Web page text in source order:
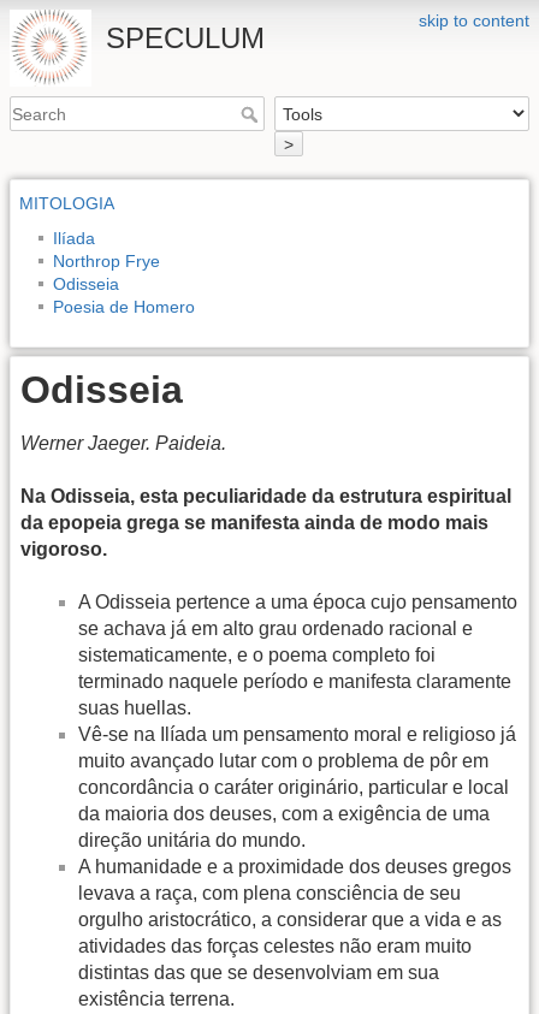
skip to content
SPECULUM
>
MITOLOGIA
Ilíada
Northrop Frye
Odisseia
Poesia de Homero
Odisseia
Werner Jaeger. Paideia.
Na Odisseia, esta peculiaridade da estrutura espiritual
da epopeia grega se manifesta ainda de modo mais
vigoroso.
A Odisseia pertence a uma época cujo pensamento
se achava já em alto grau ordenado racional e
sistematicamente, e o poema completo foi
terminado naquele período e manifesta claramente
suas huellas.
Vê-se na Ilíada um pensamento moral e religioso já
muito avançado lutar com o problema de pôr em
concordância o caráter originário, particular e local
da maioria dos deuses, com a exigência de uma
direção unitária do mundo.
A humanidade e a proximidade dos deuses gregos
levava a raça, com plena consciência de seu
orgulho aristocrático, a considerar que a vida e as
atividades das forças celestes não eram muito
distintas das que se desenvolviam em sua
existência terrena.